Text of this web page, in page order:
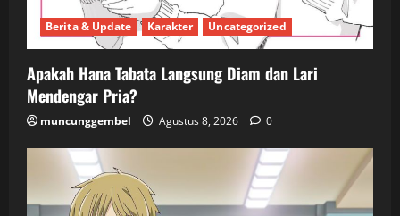
Berita & Update Karakter Uncategorized
Apakah Hana Tabata Langsung Diam dan Lari
Mendengar Pria?
muncunggembel Agustus 8, 2026 0